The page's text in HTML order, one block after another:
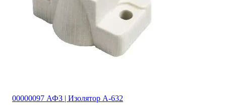
00000097 АФЗ | Изолятор А-632